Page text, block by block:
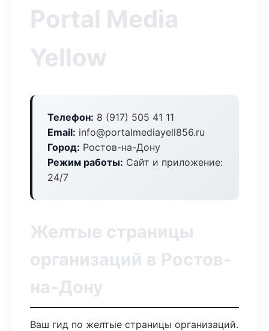
Portal Media
Yellow
Телефон: 8 (917) 505 41 11
Email: info@portalmediayell856.ru
Город: Ростов-на-Дону
Режим работы: Сайт и приложение:
24/7
Желтые страницы
организаций в Ростов-
на-Дону
Ваш гид по желтые страницы организаций.